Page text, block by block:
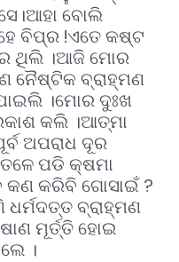
ବୋଲି
ବିପ୍ର !ଏତେ କଷ୍ଟ
ଥିଲି ।ଆଜି ମୋର
ନୈଷ୍ଟିକ ବ୍ରାହ୍ମଣ
।ମୋର ଦୁଃଖ
କଲି ।ଆତ୍ମା
ଅପରାଧ ଦୂର
ପଡି କ୍ଷମା
କଣ କରିବି ଗୋସାଇଁ ?
ବ୍ରାହ୍ମଣ
ମୂର୍ତ୍ତି ହୋଇ
।